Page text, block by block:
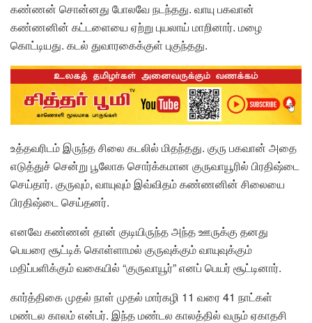
கண்ணன் சொன்னது போலவே நடந்தது. வாயு பகவான்
கண்ணனின் கட்டளையை ஏற்று புயலாய் மாறினார். மழை
கொட்டியது. கடல் துவாரகைக்குள் புகுந்தது.
உத்தவரிடம் இருந்த சிலை கடலில் மிதந்தது. குரு பகவான் அதை
எடுத்துச் சென்று பூலோக சொர்க்கமான குருவாயூரில் பிரதிஷ்டை
செய்தார். குருவும், வாயுவும் இவ்விதம் கண்ணனின் சிலையை
பிரதிஷ்டை செய்தனர்.
எனவே கண்ணன் தான் குடியிருந்த அந்த ஊருக்கு தனது
பெயரை சூட்டிக் கொள்ளாமல் குருவுக்கும் வாயுவுக்கும்
மதிப்பளிக்கும் வகையில் “குருவாயூர்” எனப் பெயர் சூட்டினார்.
கார்த்திகை முதல் நாள் முதல் மார்கழி 11 வரை 41 நாட்கள்
மண்டல காலம் என்பர். இந்த மண்டல காலத்தில் வரும் ஏகாதசி